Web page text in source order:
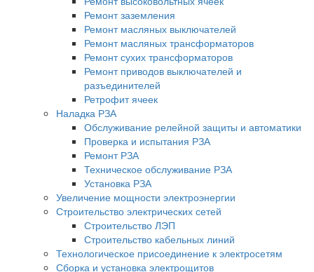
Ремонт заземления
Ремонт масляных выключателей
Ремонт масляных трансформаторов
Ремонт сухих трансформаторов
Ремонт приводов выключателей и
разъединителей
Ретрофит ячеек
Наладка РЗА
Обслуживание релейной защиты и автоматики
Проверка и испытания РЗА
Ремонт РЗА
Техническое обслуживание РЗА
Установка РЗА
Увеличение мощности электроэнергии
Строительство электрических сетей
Строительство ЛЭП
Строительство кабельных линий
Технологическое присоединение к электросетям
Сборка и установка электрощитов